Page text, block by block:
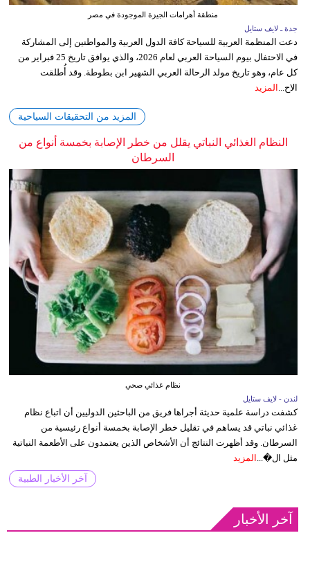
منطقة أهرامات الجيزة الموجودة في مصر
جدة ـ لايف ستايل
دعت المنظمة العربية للسياحة كافة الدول العربية والمواطنين إلى المشاركة
في الاحتفال بيوم السياحة العربي لعام 2026، والذي يوافق تاريخ 25 فبراير من
كل عام، وهو تاريخ مولد الرحالة العربي الشهير ابن بطوطة. وقد أُطلقت
الاح... المزيد
المزيد من التحقيقات السياحية
النظام الغذائي النباتي يقلل من خطر الإصابة بخمسة أنواع من
السرطان
نظام غذائي صحي
لندن - لايف ستايل
كشفت دراسة علمية حديثة أجراها فريق من الباحثين الدوليين أن اتباع نظام
غذائي نباتي قد يساهم في تقليل خطر الإصابة بخمسة أنواع رئيسية من
السرطان. وقد أظهرت النتائج أن الأشخاص الذين يعتمدون على الأطعمة النباتية
مثل ال�...
المزيد
آخر الأخبار الطبية
آخر الأخبار